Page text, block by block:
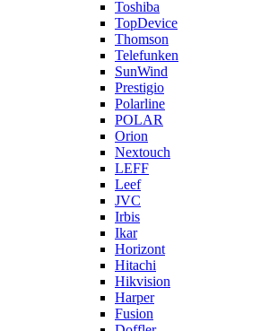
Toshiba
TopDevice
Thomson
Telefunken
SunWind
Prestigio
Polarline
POLAR
Orion
Nextouch
LEFF
Leef
JVC
Irbis
Ikar
Horizont
Hitachi
Hikvision
Harper
Fusion